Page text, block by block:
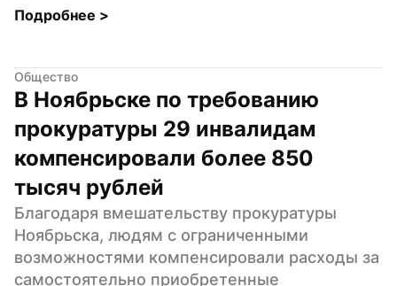
Подробнее >
Общество
В Ноябрьске по требованию
прокуратуры 29 инвалидам
компенсировали более 850
тысяч рублей
Благодаря вмешательству прокуратуры
Ноябрьска, людям с ограниченными
возможностями компенсировали расходы за
самостоятельно приобретенные